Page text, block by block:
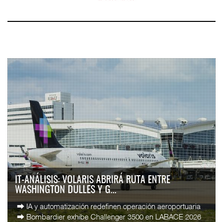
IT-ANÁLISIS: VOLARIS ABRIRÁ RUTA ENTRE
WASHINGTON DULLES Y G...
⮕ IA y automatización redefinen operación aeroportuaria
⮕ Bombardier exhibe Challenger 3500 en LABACE 2026